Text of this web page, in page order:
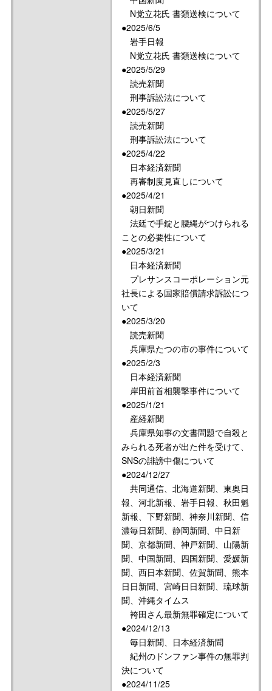
N党立花氏 書類送検について
●2025/6/5
岩手日報
N党立花氏 書類送検について
●2025/5/29
読売新聞
刑事訴訟法について
●2025/5/27
読売新聞
刑事訴訟法について
●2025/4/22
日本経済新聞
再審制度見直しについて
●2025/4/21
朝日新聞
法廷で手錠と腰縄がつけられる
ことの必要性について
●2025/3/21
日本経済新聞
プレサンスコーポレーション元
社長による国家賠償請求訴訟につ
いて
●2025/3/20
読売新聞
兵庫県たつの市の事件について
●2025/2/3
日本経済新聞
岸田前首相襲撃事件について
●2025/1/21
産経新聞
兵庫県知事の文書問題で自殺と
みられる死者が出た件を受けて、
SNSの誹謗中傷について
●2024/12/27
共同通信、北海道新聞、東奥日
報、河北新報、岩手日報、秋田魁
新報、下野新聞、神奈川新聞、信
濃毎日新聞、静岡新聞、中日新
聞、京都新聞、神戸新聞、山陽新
聞、中国新聞、四国新聞、愛媛新
聞、西日本新聞、佐賀新聞、熊本
日日新聞、宮崎日日新聞、琉球新
聞、沖縄タイムス
袴田さん最新無罪確定について
●2024/12/13
毎日新聞、日本経済新聞
紀州のドンファン事件の無罪判
決について
●2024/11/25